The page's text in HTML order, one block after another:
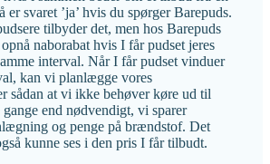
er svaret ’ja’ hvis du spørger Barepuds.
tilbyder det, men hos Barepuds
naborabat hvis I får pudset jeres
interval. Når I får pudset vinduer
kan vi planlægge vores
sådan at vi ikke behøver køre ud til
end nødvendigt, vi sparer
og penge på brændstof. Det
kunne ses i den pris I får tilbudt.